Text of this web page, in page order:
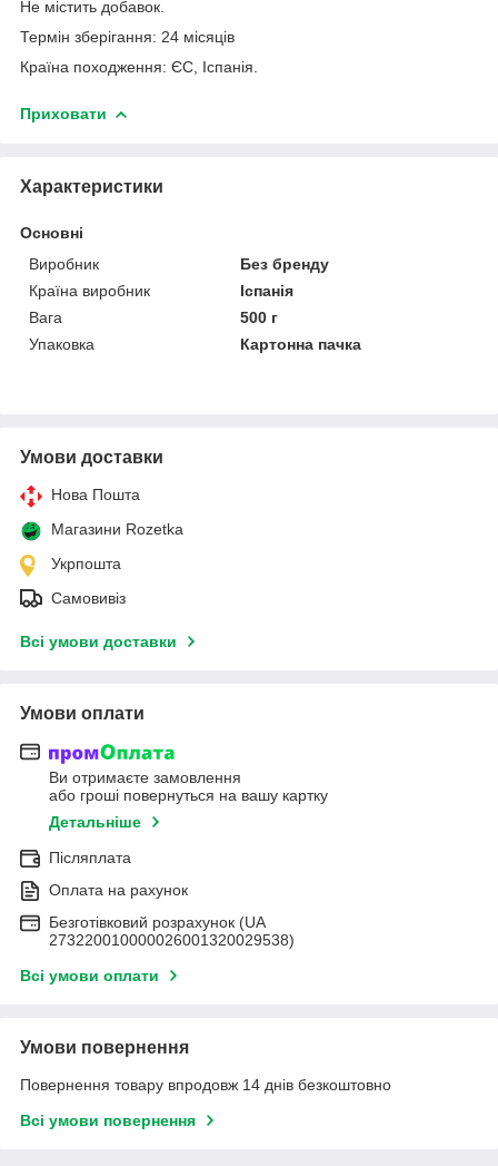
Не містить добавок.
Термін зберігання: 24 місяців
Країна походження: ЄС, Іспанія.
Приховати
Характеристики
Основні
Виробник
Без бренду
Країна виробник
Іспанія
Вага
500 г
Упаковка
Картонна пачка
Умови доставки
Нова Пошта
Магазини Rozetka
Укрпошта
Самовивіз
Всі умови доставки
Умови оплати
Ви отримаєте замовлення
або гроші повернуться на вашу картку
Детальніше
Післяплата
Оплата на рахунок
Безготівковий розрахунок (UA
273220010000026001320029538)
Всі умови оплати
Умови повернення
Повернення товару впродовж 14 днів безкоштовно
Всі умови повернення